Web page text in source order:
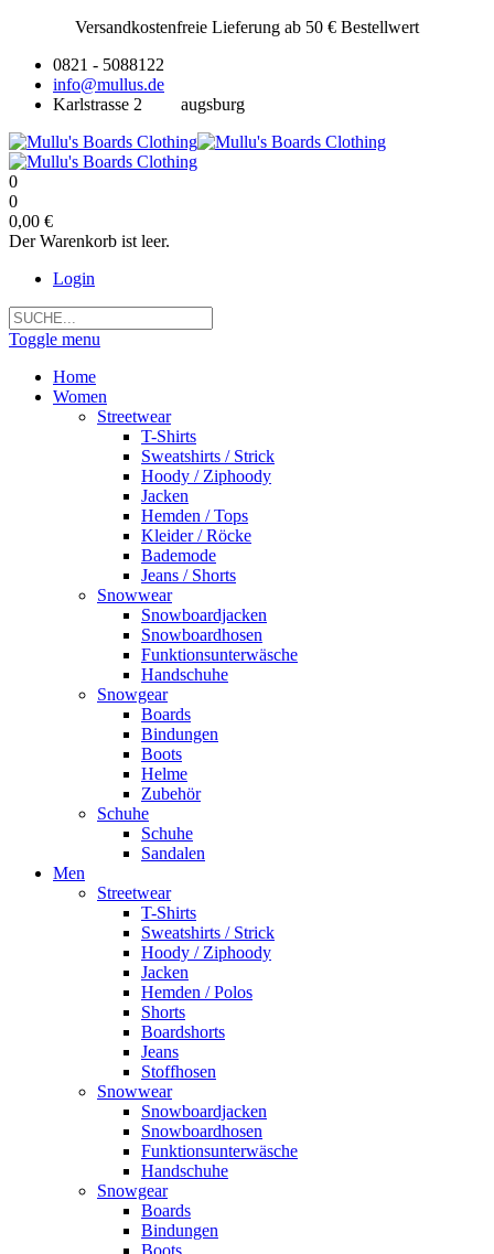
Versandkostenfreie Lieferung ab 50 € Bestellwert
0821 - 5088122
info@mullus.de
Karlstrasse 2
augsburg
0
0
0,00 €
Der Warenkorb ist leer.
Login
Toggle menu
Home
Women
Streetwear
T-Shirts
Sweatshirts / Strick
Hoody / Ziphoody
Jacken
Hemden / Tops
Kleider / Röcke
Bademode
Jeans / Shorts
Snowwear
Snowboardjacken
Snowboardhosen
Funktionsunterwäsche
Handschuhe
Snowgear
Boards
Bindungen
Boots
Helme
Zubehör
Schuhe
Schuhe
Sandalen
Men
Streetwear
T-Shirts
Sweatshirts / Strick
Hoody / Ziphoody
Jacken
Hemden / Polos
Shorts
Boardshorts
Jeans
Stoffhosen
Snowwear
Snowboardjacken
Snowboardhosen
Funktionsunterwäsche
Handschuhe
Snowgear
Boards
Bindungen
Boots